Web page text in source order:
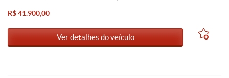
R$ 41.900,00
Ver detalhes do veículo